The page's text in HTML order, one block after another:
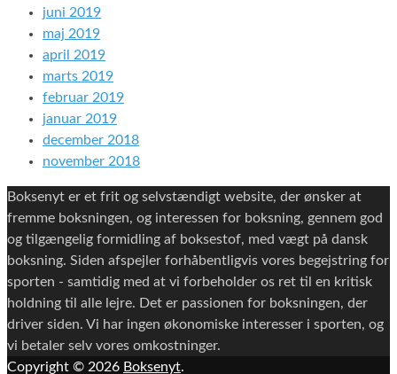
juni 2019
maj 2019
april 2019
marts 2019
februar 2019
januar 2019
december 2018
november 2018
Boksenyt er et frit og selvstændigt website, der ønsker at
fremme boksningen, og interessen for boksning, gennem god
og tilgængelig formidling af boksestof, med vægt på dansk
boksning. Siden afspejler forhåbentligvis vores begejstring for
sporten - samtidig med at vi forbeholder os ret til en kritisk
holdning til alle lejre. Det er passionen for boksningen, der
driver siden. Vi har ingen økonomiske interesser i sporten, og
vi betaler selv vores omkostninger.
Copyright © 2026 Boksenyt.